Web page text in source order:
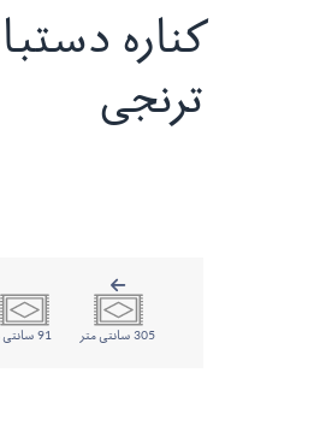
کناره
ترنجی
305 سانتی متر 91 سانتی متر